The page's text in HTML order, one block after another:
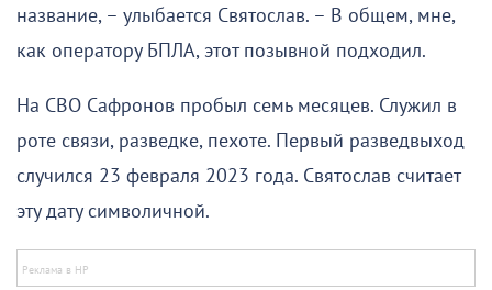
название, – улыбается Святослав. – В общем, мне,
как оператору БПЛА, этот позывной подходил.
На СВО Сафронов пробыл семь месяцев. Служил в
роте связи, разведке, пехоте. Первый разведвыход
случился 23 февраля 2023 года. Святослав считает
эту дату символичной.